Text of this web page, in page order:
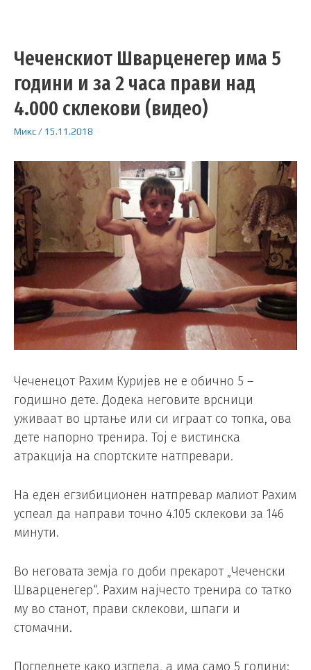
Чеченскиот Шварценегер има 5
години и за 2 часа прави над
4.000 склекови (видео)
Микс/ 15.11.2018
Чеченецот Рахим Куријев не е обично 5 –
годишно дете. Додека неговите врсници
уживаат во цртање или си играат со топка, ова
дете напорно тренира. Тој е вистинска
атракција на спортските натпревари.
На еден егзибиционен натпревар малиот Рахим
успеал да направи точно 4.105 склекови за 146
минути.
Во неговата земја го доби прекарот „Чеченски
Шварценегер“. Рахим најчесто тренира со татко
му во станот, прави склекови, шпаги и
стомачни.
Погледнете како изгледа, а има само 5 години: